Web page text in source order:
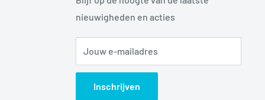
nieuwigheden en acties
Jouw e-mailadres
Inschrijven